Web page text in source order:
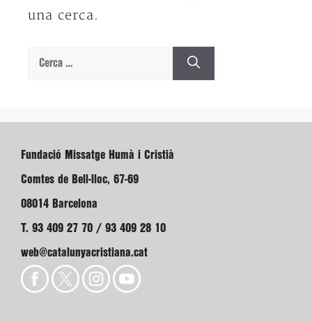
una cerca.
Cerca:
Fundació Missatge Humà i Cristià
Comtes de Bell-lloc, 67-69
08014 Barcelona
T. 93 409 27 70 / 93 409 28 10
web@catalunyacristiana.cat